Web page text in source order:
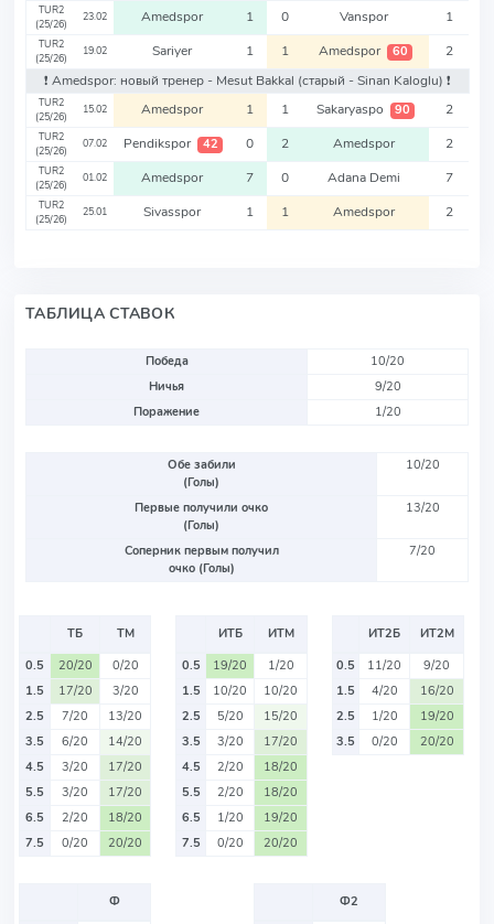
TUR2
(25/26)
23.02 Amedspor 1 0 Vanspor 1
TUR2
(25/26)
19.02 Sariyer 1 1 Amedspor 60
2
❗️ Amedspor: новый тренер - Mesut Bakkal (старый - Sinan Kaloglu) ❗️
TUR2
(25/26)
15.02 Amedspor 1 1 Sakaryaspo 90 2
TUR2
(25/26)
07.02 Pendikspor 42 0 2 Amedspor 2
TUR2
(25/26)
01.02 Amedspor 7 0 Adana Demi 7
TUR2
(25/26)
25.01 Sivasspor 1 1 Amedspor 2
ТАБЛИЦА СТАВОК
Победа
10/20
Ничья
9/20
Поражение
1/20
Обе забили
(Голы)
10/20
Первые получили очко
(Голы)
13/20
Соперник первым получил
очко (Голы)
7/20
ТБ
ТМ
0.5
20/20
0/20
1.5
17/20
3/20
2.5
7/20
13/20
3.5
6/20
14/20
4.5
3/20
17/20
5.5
3/20
17/20
6.5
2/20
18/20
7.5
0/20 20/20
ИТБ
ИТМ
0.5
19/20
1/20
1.5
10/20
10/20
2.5
5/20
15/20
3.5
3/20
17/20
4.5
2/20
18/20
5.5
2/20
18/20
6.5
1/20
19/20
7.5
0/20 20/20
ИТ2Б
ИТ2М
0.5
11/20
9/20
1.5
4/20
16/20
2.5
1/20
19/20
3.5
0/20 20/20
Ф
Ф2